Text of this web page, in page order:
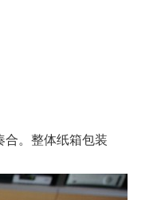
。整体纸箱包装